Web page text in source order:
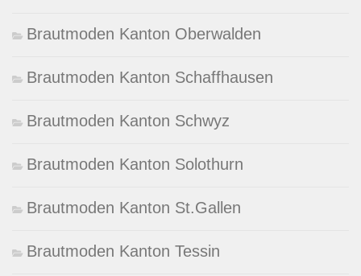
Brautmoden Kanton Oberwalden
Brautmoden Kanton Schaffhausen
Brautmoden Kanton Schwyz
Brautmoden Kanton Solothurn
Brautmoden Kanton St.Gallen
Brautmoden Kanton Tessin